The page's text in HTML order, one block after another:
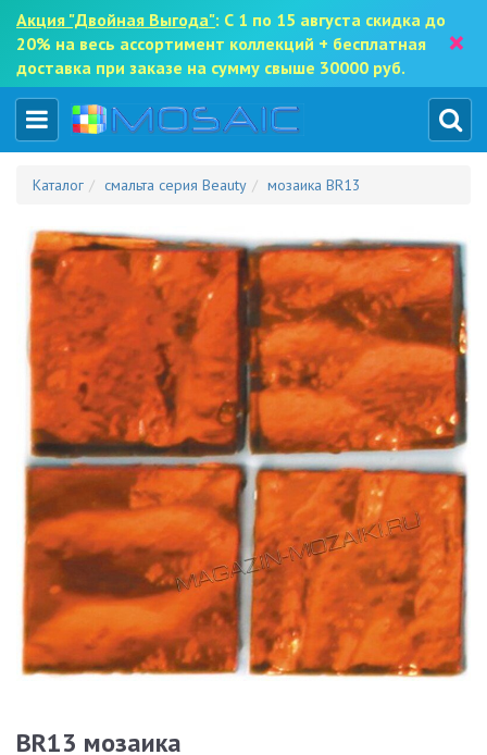
Акция "Двойная Выгода": С 1 по 15 августа скидка до
20% на весь ассортимент коллекций + бесплатная
доставка при заказе на сумму свыше 30000 руб.
×
Каталог смальта серия Beauty мозаика BR13
BR13 мозаика